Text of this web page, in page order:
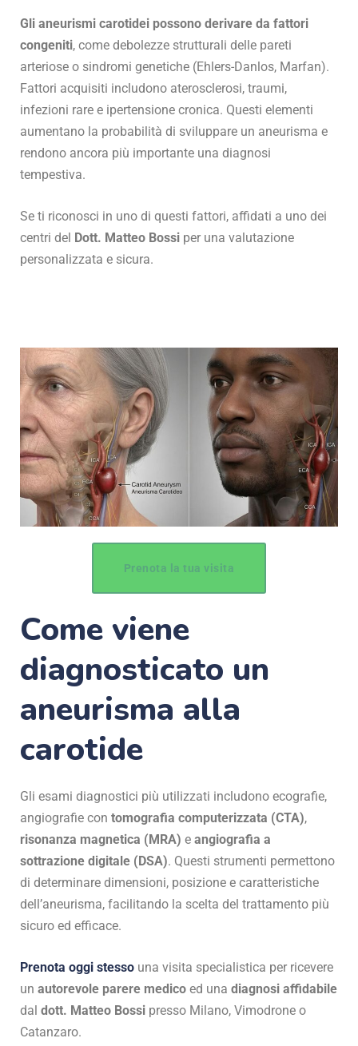
Gli aneurismi carotidei possono derivare da fattori
congeniti, come debolezze strutturali delle pareti
arteriose o sindromi genetiche (Ehlers-Danlos, Marfan).
Fattori acquisiti includono aterosclerosi, traumi,
infezioni rare e ipertensione cronica. Questi elementi
aumentano la probabilità di sviluppare un aneurisma e
rendono ancora più importante una diagnosi
tempestiva.
Se ti riconosci in uno di questi fattori, affidati a uno dei
centri del Dott. Matteo Bossi per una valutazione
personalizzata e sicura.
Prenota la tua visita
Come viene
diagnosticato un
aneurisma alla
carotide
Gli esami diagnostici più utilizzati includono ecografie,
angiografie con tomografia computerizzata (CTA),
risonanza magnetica (MRA) e angiografia a
sottrazione digitale (DSA). Questi strumenti permettono
di determinare dimensioni, posizione e caratteristiche
dell’aneurisma, facilitando la scelta del trattamento più
sicuro ed efficace.
Prenota oggi stesso una visita specialistica per ricevere
un autorevole parere medico ed una diagnosi affidabile
dal dott. Matteo Bossi presso Milano, Vimodrone o
Catanzaro.